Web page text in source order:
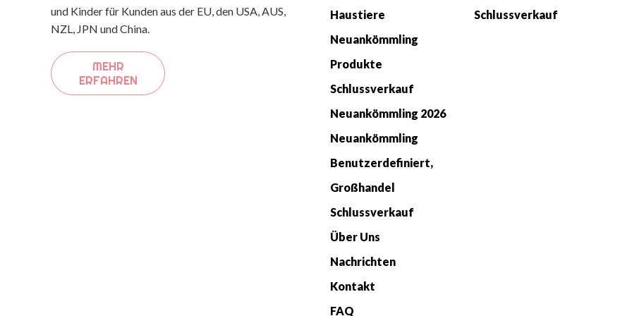
und Kinder für Kunden aus der EU, den USA, AUS,
NZL, JPN und China.
MEHR
ERFAHREN
Haustiere
Neuankömmling
Produkte
Schlussverkauf
Neuankömmling 2026
Neuankömmling
Benutzerdefiniert,
Großhandel
Schlussverkauf
Über Uns
Nachrichten
Kontakt
FAQ
Schlussverkauf